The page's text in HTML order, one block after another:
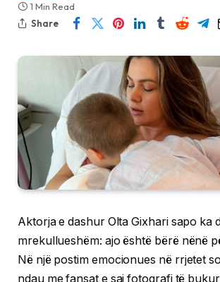
1 Min Read
Share
Aktorja e dashur Olta Gixhari sapo ka
mrekullueshëm: ajo është bërë nënë
Në një postim emocionues në rrjetet
ndau me fansat e saj fotografi të